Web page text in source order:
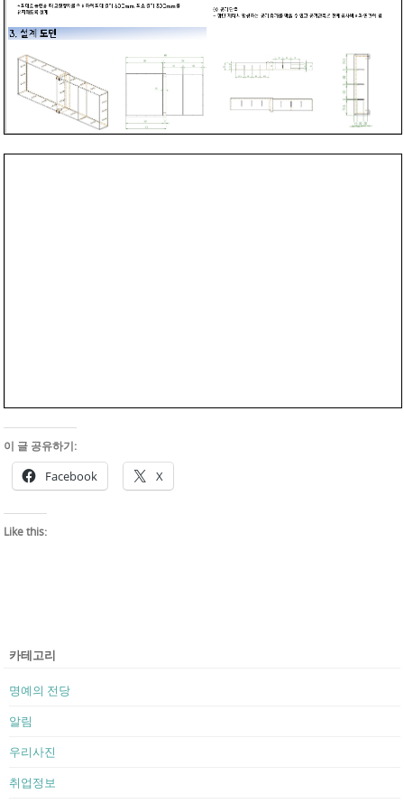
이 글 공유하기:
Facebook X
Like this:
카테고리
명예의 전당
알림
우리사진
취업정보